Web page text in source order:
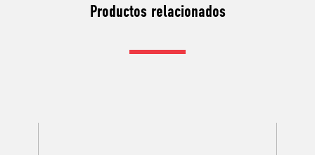
Productos relacionados